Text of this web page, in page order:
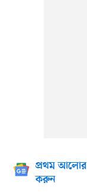
প্রথম
করুন